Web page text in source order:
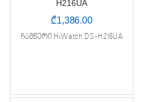
₾1,386.00
ჩამწერი HiWatch DS-H216UA